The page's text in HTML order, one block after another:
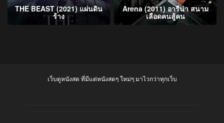
THE BEAST (2021) แผ่นดิน
ร้าง
Arena (2011) อารีน่า สนาม
เลือดคนสู้คน
เว็บดูหนังสด ที่มีแต่หนังสดๆ ใหม่ๆ มาไวกว่าทุกเว็บ